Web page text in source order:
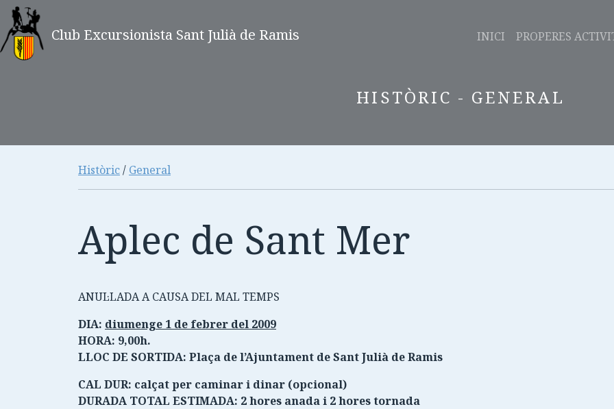
Club Excursionista Sant Julià de Ramis INICI PROPERES
HISTÒRIC - GENERAL
Històric/ General
Aplec de Sant Mer
ANUL·LADA A CAUSA DEL MAL TEMPS
DIA: diumenge 1 de febrer del 2009
HORA: 9,00h.
LLOC DE SORTIDA: Plaça de l’Ajuntament de Sant Julià de Ramis
CAL DUR: calçat per caminar i dinar (opcional)
DURADA TOTAL ESTIMADA: 2 hores anada i 2 hores tornada